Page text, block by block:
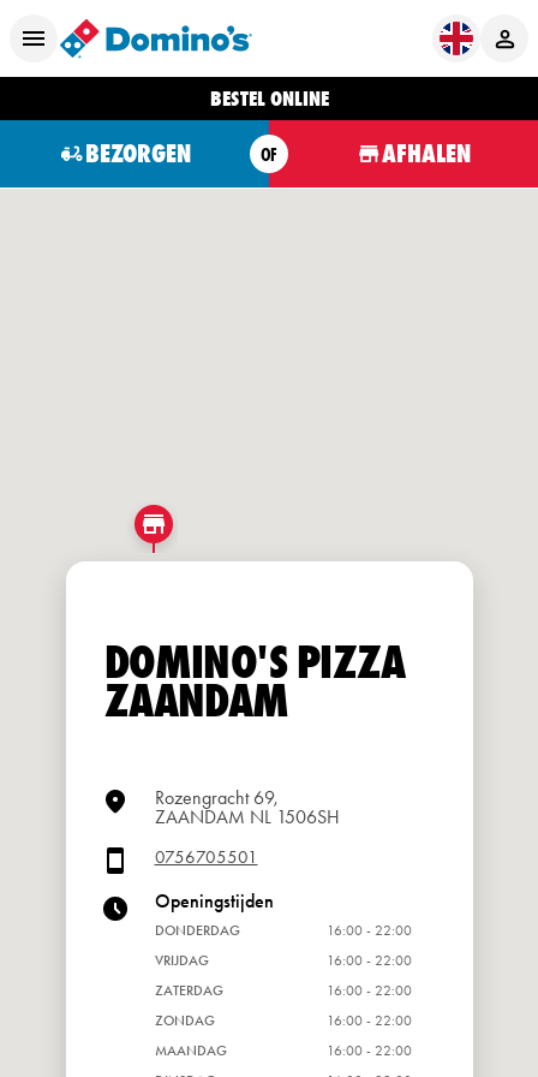
BESTEL ONLINE
BEZORGEN OF AFHALEN
DOMINO'S PIZZA
ZAANDAM
Rozengracht 69,
ZAANDAM NL 1506SH
0756705501
Openingstijden
DONDERDAG
16:00 - 22:00
VRIJDAG
16:00 - 22:00
ZATERDAG
16:00 - 22:00
ZONDAG
16:00 - 22:00
MAANDAG
16:00 - 22:00